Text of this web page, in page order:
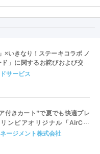
×いきなり！ステーキコラボ ノ
」に関するお詫びおよび交換
サービス
付きカート”で夏でも快適プレ
ピアオリジナル「AirCon
）」導入 | ＰＧＭ
ージメント株式会社